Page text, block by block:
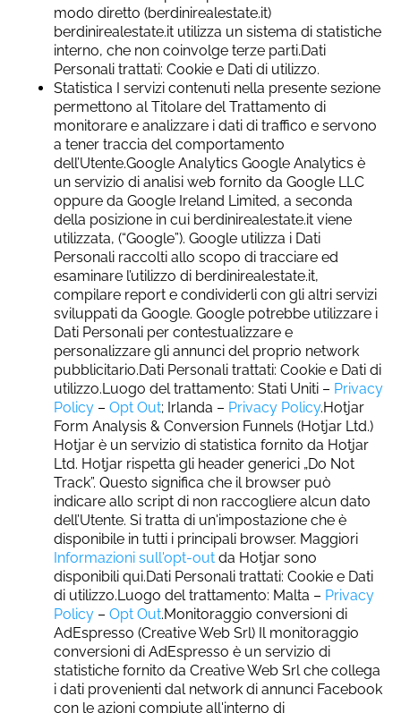
modo diretto (berdinirealestate.it)
berdinirealestate.it utilizza un sistema di statistiche
interno, che non coinvolge terze parti.Dati
Personali trattati: Cookie e Dati di utilizzo.
Statistica I servizi contenuti nella presente sezione
permettono al Titolare del Trattamento di
monitorare e analizzare i dati di traffico e servono
a tener traccia del comportamento
dell’Utente.Google Analytics Google Analytics è
un servizio di analisi web fornito da Google LLC
oppure da Google Ireland Limited, a seconda
della posizione in cui berdinirealestate.it viene
utilizzata, (“Google”). Google utilizza i Dati
Personali raccolti allo scopo di tracciare ed
esaminare l’utilizzo di berdinirealestate.it,
compilare report e condividerli con gli altri servizi
sviluppati da Google. Google potrebbe utilizzare i
Dati Personali per contestualizzare e
personalizzare gli annunci del proprio network
pubblicitario.Dati Personali trattati: Cookie e Dati di
utilizzo.Luogo del trattamento: Stati Uniti – Privacy
Policy – Opt Out; Irlanda – Privacy Policy.Hotjar
Form Analysis & Conversion Funnels (Hotjar Ltd.)
Hotjar è un servizio di statistica fornito da Hotjar
Ltd. Hotjar rispetta gli header generici „Do Not
Track”. Questo significa che il browser può
indicare allo script di non raccogliere alcun dato
dell’Utente. Si tratta di un'impostazione che è
disponibile in tutti i principali browser. Maggiori
Informazioni sull'opt-out da Hotjar sono
disponibili qui.Dati Personali trattati: Cookie e Dati
di utilizzo.Luogo del trattamento: Malta – Privacy
Policy – Opt Out.Monitoraggio conversioni di
AdEspresso (Creative Web Srl) Il monitoraggio
conversioni di AdEspresso è un servizio di
statistiche fornito da Creative Web Srl che collega
i dati provenienti dal network di annunci Facebook
con le azioni compiute all'interno di